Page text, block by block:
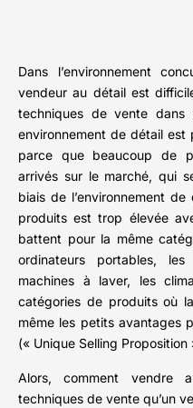
Dans l’environnement
vendeur au détail est
techniques de vente
environnement de détail est
parce que beaucoup de
arrivés sur le marché, qui
biais de l’environnement
produits est trop élevée
battent pour la même
ordinateurs portables,
machines à laver, les
catégories de produits où
même les petits avantages
(« Unique Selling Proposition
Alors, comment vendre
techniques de vente qu’un